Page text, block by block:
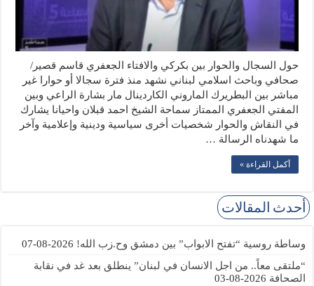
حول السجال والحوار بين بكركي والافتاء الجعفري قاسم قصير/
صحافي وباحث اسلامي لبناني نشهد منذ فترة سجالا أو حوارا غير
مباشر بين البطريرك الماروني الكاردينال مار بشارة الراعي وبين
المفتي الجعفري الممتاز سماحة الشيخ احمد قبلان واحيانا يشارك
في النقاش والحوار شخصيات أخرى سياسية ودينية وإعلامية وآخر
ما شهدناه الرسالة …
أكمل القراءة »
أحدث المقالات
وساطة روسية “تفتح الابواب” بين دمشق وح.زب الله! 2026-08-07
“ملتقى معاً.. من اجل الانسان في لبنان” ينطلق بعد غد في نقابة
الصحافة 2026-08-03